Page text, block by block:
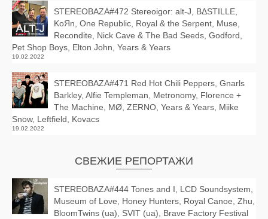
STEREOBAZA#472 Stereoigor: alt‑J, BΔSTILLE,
KoЯn, One Republic, Royal & the Serpent, Muse,
Recondite, Nick Cave & The Bad Seeds, Godford,
Pet Shop Boys, Elton John, Years & Years
19.02.2022
STEREOBAZA#471 Red Hot Chili Peppers, Gnarls
Barkley, Alfie Templeman, Metronomy, Florence +
The Machine, MØ, ZERNO, Years & Years, Miike
Snow, Leftfield, Kovacs
19.02.2022
СВЕЖИЕ РЕПОРТАЖИ
STEREOBAZA#444 Tones and I, LCD Soundsystem,
Museum of Love, Honey Hunters, Royal Canoe, Zhu,
BloomTwins (ua), SVIT (ua), Brave Factory Festival